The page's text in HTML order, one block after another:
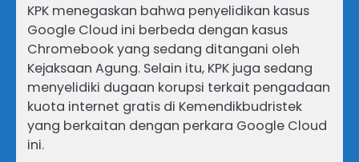
KPK menegaskan bahwa penyelidikan kasus
Google Cloud ini berbeda dengan kasus
Chromebook yang sedang ditangani oleh
Kejaksaan Agung. Selain itu, KPK juga sedang
menyelidiki dugaan korupsi terkait pengadaan
kuota internet gratis di Kemendikbudristek
yang berkaitan dengan perkara Google Cloud
ini.